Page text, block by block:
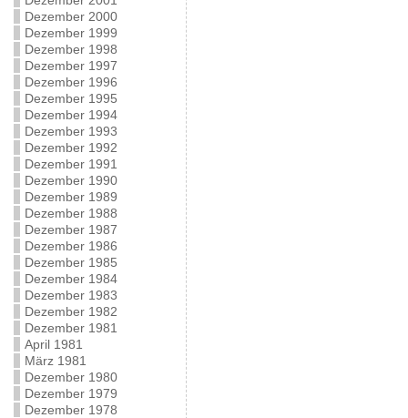
Dezember 2000
Dezember 1999
Dezember 1998
Dezember 1997
Dezember 1996
Dezember 1995
Dezember 1994
Dezember 1993
Dezember 1992
Dezember 1991
Dezember 1990
Dezember 1989
Dezember 1988
Dezember 1987
Dezember 1986
Dezember 1985
Dezember 1984
Dezember 1983
Dezember 1982
Dezember 1981
April 1981
März 1981
Dezember 1980
Dezember 1979
Dezember 1978